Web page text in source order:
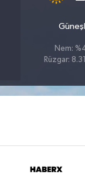
Nem:
Rüzgar: